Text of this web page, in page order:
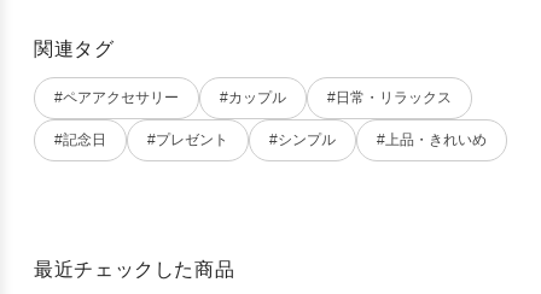
関連タグ
#ペアアクセサリー #カップル #日常・リラックス
#記念日 #プレゼント #シンプル #上品・きれいめ
最近チェックした商品